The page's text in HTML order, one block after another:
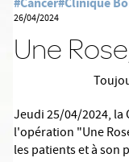
26/04/2024
Une
Jeudi 25/04/2024, la
l'opération "Une
les patients et à son